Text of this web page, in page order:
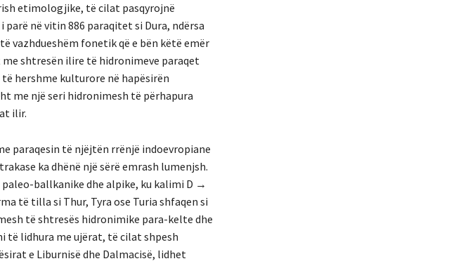
etimologjike, të cilat pasqyrojnë
në vitin 886 paraqitet si Dura, ndërsa
vazhdueshëm fonetik që e bën këtë emër
shtresën ilire të hidronimeve paraqet
hershme kulturore në hapësirën
me një seri hidronimesh të përhapura
ilir.
paraqesin të njëjtën rrënjë indoevropiane
ka dhënë një sërë emrash lumenjsh.
ballkanike dhe alpike, ku kalimi D →
të tilla si Thur, Tyra ose Turia shfaqen si
të shtresës hidronimike para-kelte dhe
lidhura me ujërat, të cilat shpesh
e Liburnisë dhe Dalmacisë, lidhet